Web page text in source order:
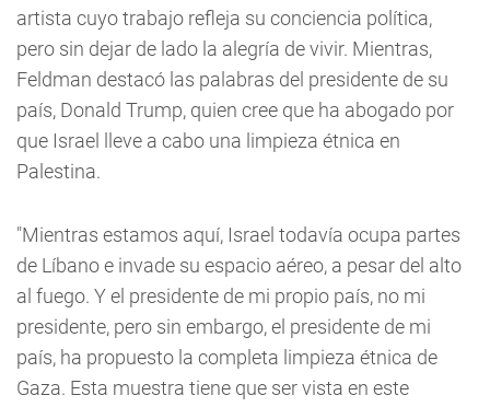
artista cuyo trabajo refleja su conciencia política,
pero sin dejar de lado la alegría de vivir. Mientras,
Feldman destacó las palabras del presidente de su
país, Donald Trump, quien cree que ha abogado por
que Israel lleve a cabo una limpieza étnica en
Palestina.
"Mientras estamos aquí, Israel todavía ocupa partes
de Líbano e invade su espacio aéreo, a pesar del alto
al fuego. Y el presidente de mi propio país, no mi
presidente, pero sin embargo, el presidente de mi
país, ha propuesto la completa limpieza étnica de
Gaza. Esta muestra tiene que ser vista en este